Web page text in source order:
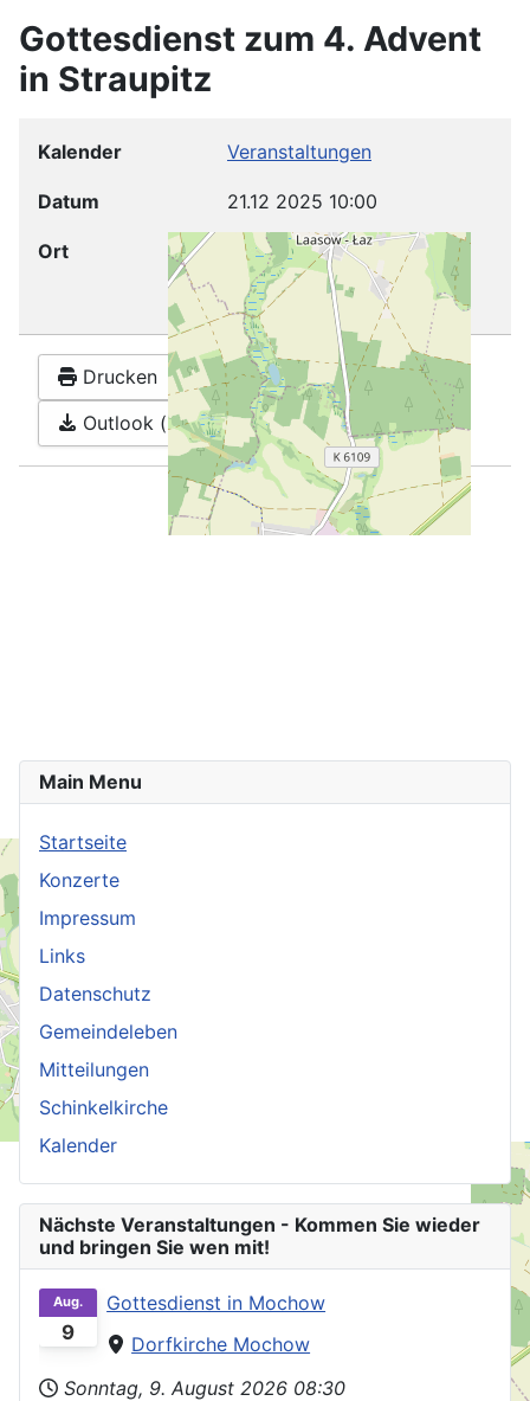
Gottesdienst zum 4. Advent
in Straupitz
Kalender Veranstaltungen
Datum 21.12 2025 10:00
Ort
Dorfkirche Straupitz
("Schinkelkirche")
Drucken
Google
Outlook (.ics)
Main Menu
Startseite
Konzerte
Impressum
Links
Datenschutz
Gemeindeleben
Mitteilungen
Schinkelkirche
Kalender
Nächste Veranstaltungen - Kommen Sie wieder
und bringen Sie wen mit!
9
Aug.
Gottesdienst in Mochow
Dorfkirche Mochow
Sonntag, 9. August 2026 08:30